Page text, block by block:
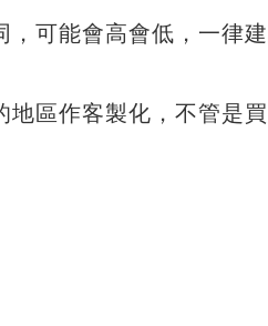
可能會高會低，一律
區作客製化，不管是